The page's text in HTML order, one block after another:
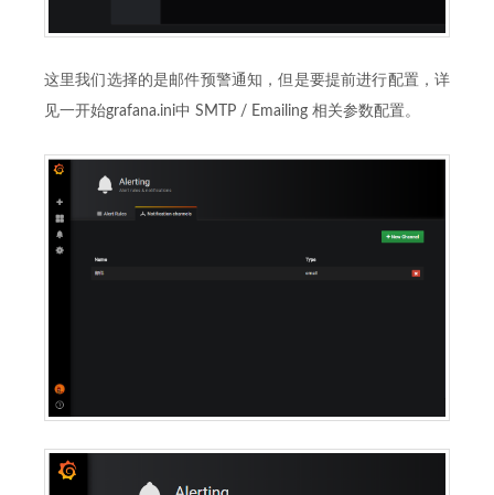
这里我们选择的是邮件预警通知，但是要提前进行配置，详
见一开始grafana.ini中 SMTP / Emailing 相关参数配置。